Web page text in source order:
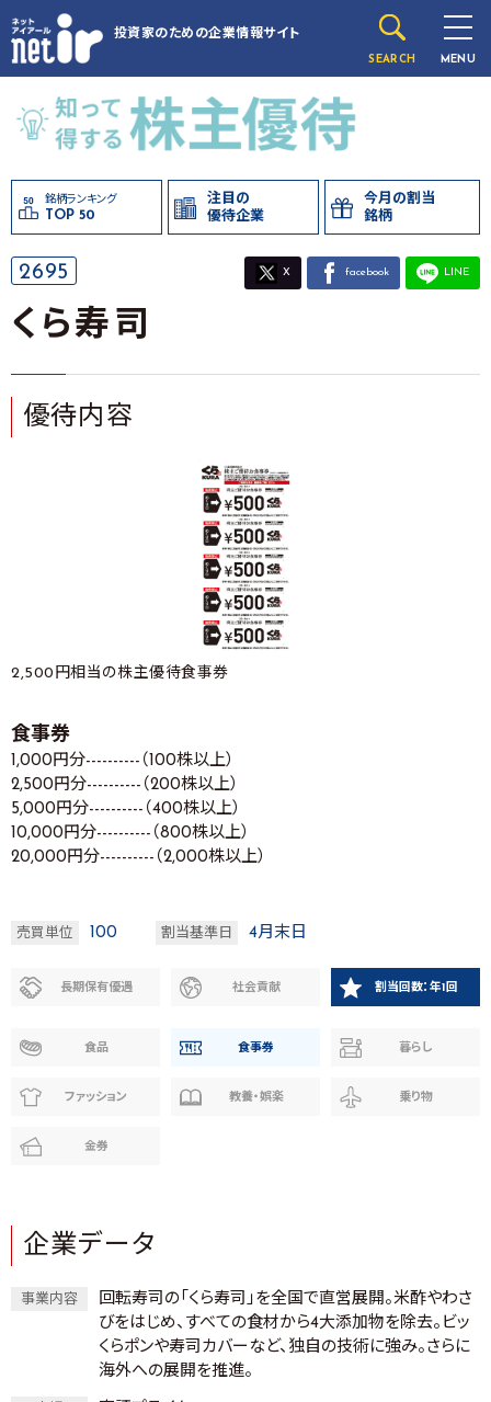
投資家のための企業情報サイト
SEARCH MENU
銘柄ランキング
TOP 50
注目の
優待企業
今月の割当
銘柄
2695 X facebook LINE
くら寿司
優待内容
2,500円相当の株主優待食事券
食事券
1,000円分----------（100株以上）
2,500円分----------（200株以上）
5,000円分----------（400株以上）
10,000円分----------（800株以上）
20,000円分----------（2,000株以上）
売買単位 100 割当基準日 4月末日
長期保有優遇 社会貢献 割当回数：年1回
食品 食事券 暮らし
ファッション 教養・娯楽 乗り物
金券
企業データ
事業内容
回転寿司の「くら寿司」を全国で直営展開。米酢やわさ
びをはじめ、すべての食材から4大添加物を除去。ビッ
くらポンや寿司カバーなど、独自の技術に強み。さらに
海外への展開を推進。